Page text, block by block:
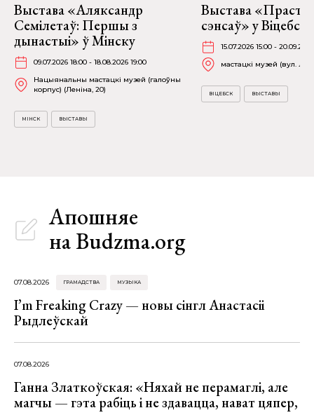
Выстава «Аляксандр
Семілетаў: Першы з
дынастыі» ў Мінску
09.07.2026 18:00 - 18.08.2026 19:00
Нацыянальны мастацкі музей (галоўны
корпус) (Леніна, 20)
МІНСК ВЫСТАВЫ
Выстава
сэнсаў» у Віцебску
15.07.2026 15:00 -
мастацкі музей (вул.
ВІЦЕБСК ВЫСТАВЫ
Апошняе
на Budzma.org
07.08.2026 ГРАМАДСТВА МУЗЫКА
I’m Freaking Crazy — новы сінгл Анастасіі
Рыдлеўскай
07.08.2026
Ганна Златкоўская: «Няхай не перамаглі, але
магчы — гэта рабіць і не здавацца, нават цяпер,